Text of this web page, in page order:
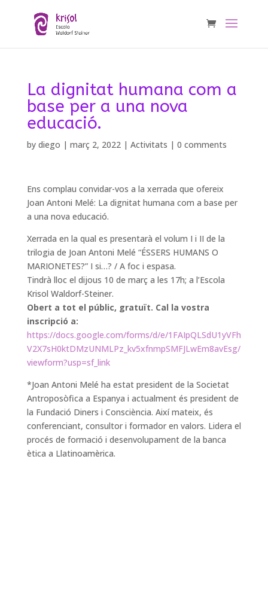
La dignitat humana com a
base per a una nova
educació.
by diego | març 2, 2022| Activitats | 0 comments
Ens complau convidar-vos a la xerrada que ofereix
Joan Antoni Melé: La dignitat humana com a base per
a una nova educació.
Xerrada en la qual es presentarà el volum I i II de la
trilogia de Joan Antoni Melé “ÉSSERS HUMANS O
MARIONETES?” I si…? / A foc i espasa.
Tindrà lloc el dijous 10 de març a les 17h; a l’Escola
Krisol Waldorf-Steiner.
Obert a tot el públic, gratuït. Cal la vostra
inscripció a:
https://docs.google.com/forms/d/e/1FAIpQLSdU1yVFh
V2X7sH0ktDMzUNMLPz_kv5xfnmpSMFJLwEm8avEsg/
viewform?usp=sf_link
*Joan Antoni Melé ha estat president de la Societat
Antroposòfica a Espanya i actualment és president de
la Fundació Diners i Consciència. Així mateix, és
conferenciant, consultor i formador en valors. Lidera el
procés de formació i desenvolupament de la banca
ètica a Llatinoamèrica.